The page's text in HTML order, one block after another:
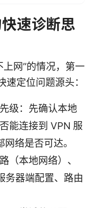
速诊断思
网”的情况，第一
定位问题源头：
级：先确认本地
能连接到 VPN 服
络是否可达。
（本地网络）、
务器端配置、路由